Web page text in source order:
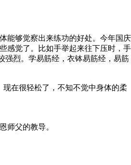
能够觉察出来练功的好处。今年国庆
感觉了。比如手举起来往下压时，手
强烈。学易筋经，衣钵易筋经，易筋
在很轻松了，不知不觉中身体的柔
师父的教导。